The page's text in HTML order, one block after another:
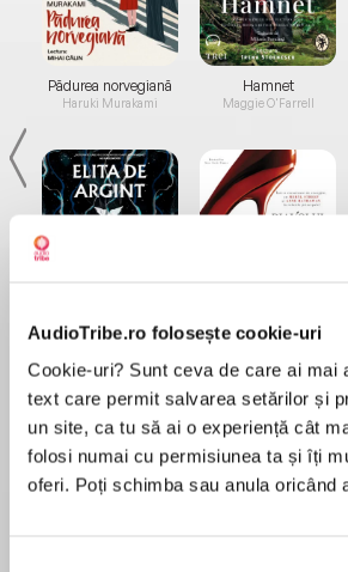
AudioTribe.ro folosește cookie-uri
Cookie-uri? Sunt ceva de care ai mai
text care permit salvarea setărilor și
un site, ca tu să ai o experiență cât
folosi numai cu permisiunea ta și îți
oferi. Poți schimba sau anula oricând
Pădurea norvegiană
Haruki Murakami
de...
Dani Francis
Hamnet
Maggie O'Farrell
la...
Lauren Weisberger
Desprecarte
An Instant #1 New York Times